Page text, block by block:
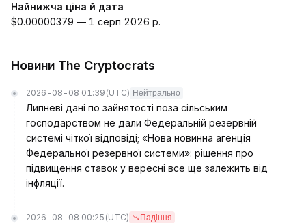
Найнижча ціна й дата
$0.00000379 — 1 серп 2026 р.
Новини The Cryptocrats
2026-08-08 01:39 (UTC) Нейтрально
Липневі дані по зайнятості поза сільським
господарством не дали Федеральній резервній
системі чіткої відповіді; «Нова новинна агенція
Федеральної резервної системи»: рішення про
підвищення ставок у вересні все ще залежить від
інфляції.
2026-08-08 00:25 (UTC) Падіння